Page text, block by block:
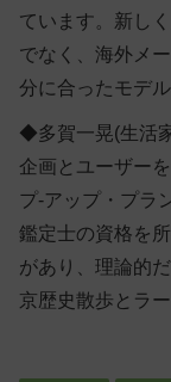
ています。新し
でなく、海外メ
分に合ったモデ
◆多賀一晃(生活
企画とユーザー
プ-アップ・プラ
鑑定士の資格を
があり、理論的
京歴史散歩とラ